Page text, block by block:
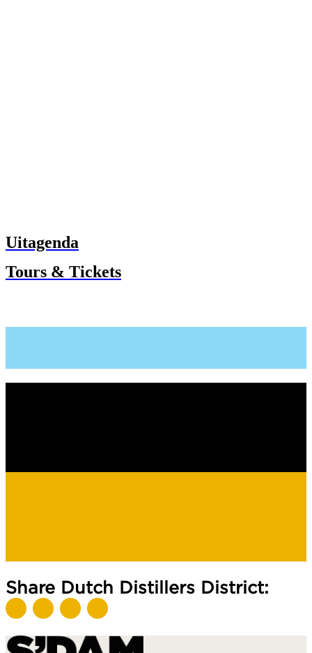
Uitagenda
Tours & Tickets
Share Dutch Distillers District: